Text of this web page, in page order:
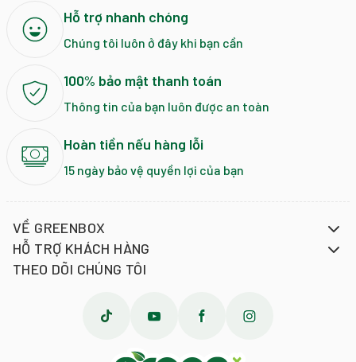
Hỗ trợ nhanh chóng
Chúng tôi luôn ở đây khi bạn cần
100% bảo mật thanh toán
Thông tin của bạn luôn được an toàn
Hoàn tiền nếu hàng lỗi
15 ngày bảo vệ quyền lợi của bạn
VỀ GREENBOX
HỖ TRỢ KHÁCH HÀNG
THEO DÕI CHÚNG TÔI